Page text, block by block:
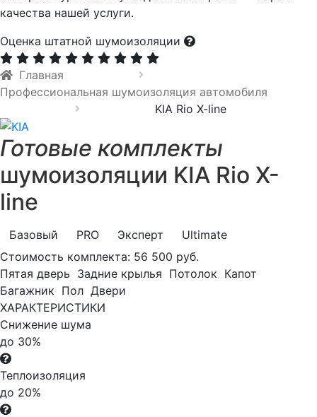
качества нашей услуги.
Оценка штатной шумоизоляции
Главная
Профессиональная шумоизоляция автомобиля
KIA Rio X-line
Готовые комплекты
шумоизоляции KIA Rio X-
line
Базовый PRO Эксперт
Ultimate
Стоимость комплекта: 56 500 руб.
Пятая дверь Задние крылья Потолок Капот
Багажник Пол Двери
ХАРАКТЕРИСТИКИ
Снижение шума
до 30%
Теплоизоляция
до 20%